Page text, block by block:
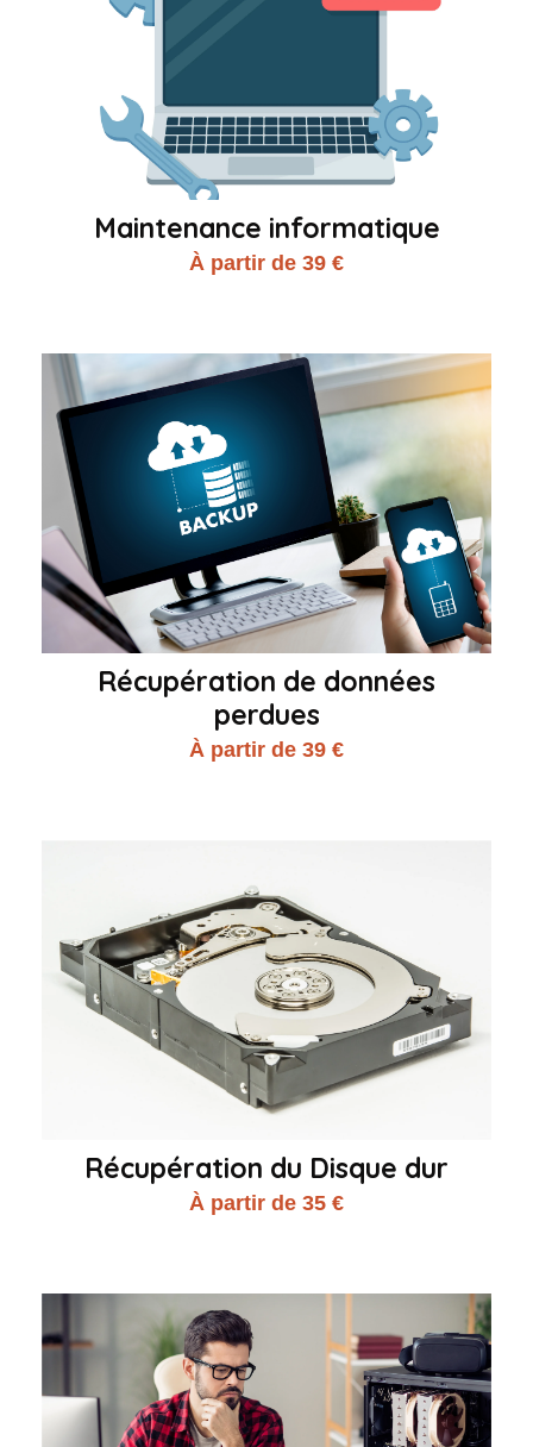
Maintenance informatique
À partir de 39 €
Récupération de données
perdues
À partir de 39 €
Récupération du Disque dur
À partir de 35 €